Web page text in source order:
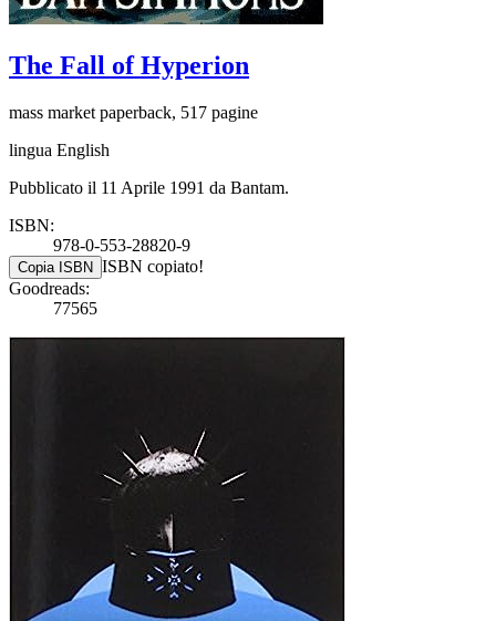
The Fall of Hyperion
mass market paperback, 517 pagine
lingua English
Pubblicato il 11 Aprile 1991 da Bantam.
ISBN:
978-0-553-28820-9
Copia ISBN ISBN copiato!
Goodreads:
77565